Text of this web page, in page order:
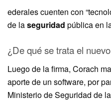
ederales cuenten con
de laseguridad pública en
¿De qué se trata el
Luego de la firma, Corach
aporte de un software, por
Ministerio de Seguridad de